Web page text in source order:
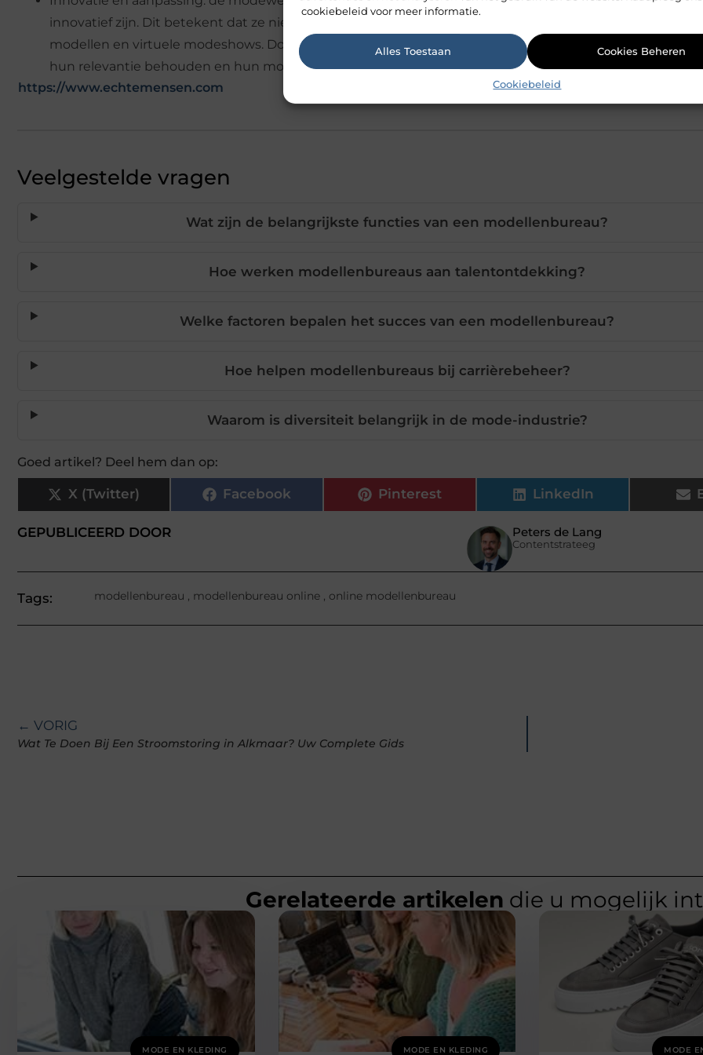
cookiebeleid voor meer informatie.
Alles Toestaan Cookies Beheren
Cookiebeleid
innovatief zijn. Dit betekent dat ze nieuwe technologieën en trends omarmen, zoals de opkomst van
modellen en virtuele modeshows. Door zich aan te passen aan de veranderingen in de industrie,
hun relevantie behouden en hun modellen de beste kansen bieden.
https://www.echtemensen.com
Veelgestelde vragen
Wat zijn de belangrijkste functies van een modellenbureau?
Hoe werken modellenbureaus aan talentontdekking?
Welke factoren bepalen het succes van een modellenbureau?
Hoe helpen modellenbureaus bij carrièrebeheer?
Waarom is diversiteit belangrijk in de mode-industrie?
Goed artikel? Deel hem dan op:
X (Twitter) Facebook Pinterest LinkedIn
GEPUBLICEERD DOOR Peters de Lang
Contentstrateeg
Tags: modellenbureau , modellenbureau online, online modellenbureau
← VORIG
Wat Te Doen Bij Een Stroomstoring in Alkmaar? Uw Complete Gids
Gerelateerde artikelen die u mogelijk
MODE EN KLEDING MODE EN KLEDING MODE